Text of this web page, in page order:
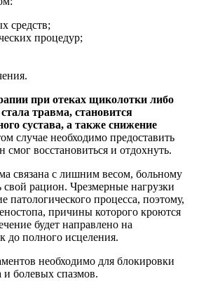
средств;
процедур;
при отеках щиколотки либо
травма, становится
сустава, а также снижение
случае необходимо предоставить
смог восстановиться и отдохнуть.
связана с лишним весом, больному
свой рацион. Чрезмерные нагрузки
патологического процесса, поэтому,
причины которого кроются
будет направлено на
до полного исцеления.
необходимо для блокировки
и болевых спазмов.